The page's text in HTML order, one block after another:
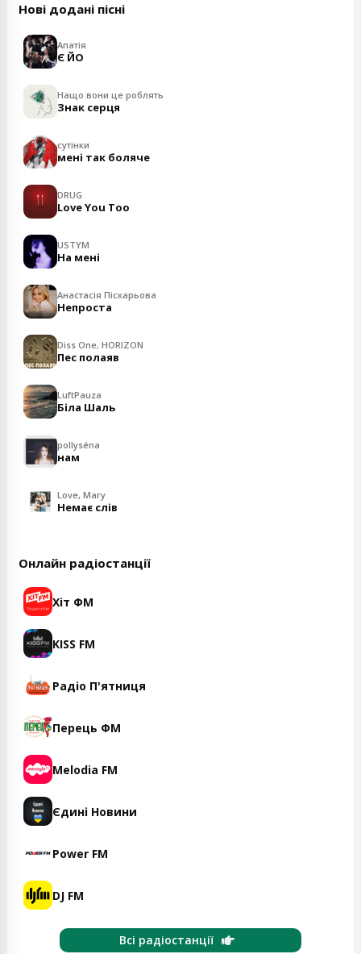
Нові додані пісні
Апатія
Є ЙО
Нащо вони це роблять
Знак серця
сутінки
мені так боляче
DRUG
Love You Too
USTYM
На мені
Анастасія Піскарьова
Непроста
Diss One, HORIZON
Пес полаяв
LuftPauza
Біла Шаль
pollyséna
нам
Love, Mary
Немає слів
Онлайн радіостанції
Хіт ФМ
KISS FM
Радіо П'ятниця
Перець ФМ
Melodia FM
Єдині Новини
Power FM
DJ FM
Всі радіостанції